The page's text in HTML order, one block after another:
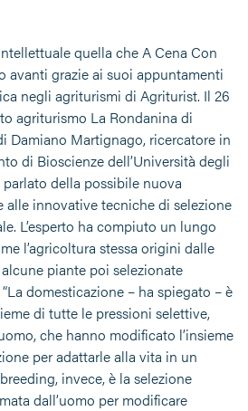
quella che A Cena Con
avanti grazie ai suoi appuntamenti
negli agriturismi di Agriturist. Il 26
agriturismo La Rondanina di
Damiano Martignago, ricercatore in
di Bioscienze dell’Università degli
della possibile nuova
alle innovative tecniche di selezione
L’esperto ha compiuto un lungo
l’agricoltura stessa origini dalle
piante poi selezionate
domesticazione – ha spiegato – è
di tutte le pressioni selettive,
che hanno modificato l’insieme
per adattarle alla vita in un
invece, è la selezione
dall’uomo per modificare